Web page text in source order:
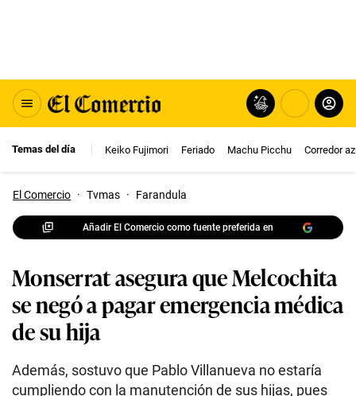
Temas del día Keiko Fujimori Feriado Machu Picchu Corredor
El Comercio · Tvmas · Farandula
Añadir El Comercio como fuente preferida en
Monserrat asegura que Melcochita
se negó a pagar emergencia médica
de su hija
Además, sostuvo que Pablo Villanueva no estaría
cumpliendo con la manutención de sus hijas, pues